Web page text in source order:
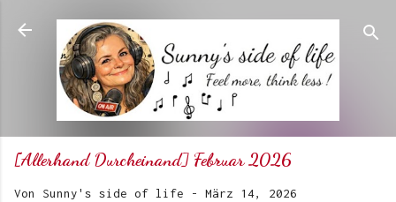
Direkt zum Hauptbereich
[Allerhand Durcheinand] Februar 2026
Von Sunny's side of life - März 14, 2026